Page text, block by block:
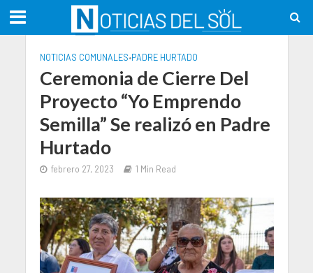
NOTICIAS COMUNALES•PADRE HURTADO
Ceremonia de Cierre Del
Proyecto “Yo Emprendo
Semilla” Se realizó en Padre
Hurtado
febrero 27, 2023 1 Min Read